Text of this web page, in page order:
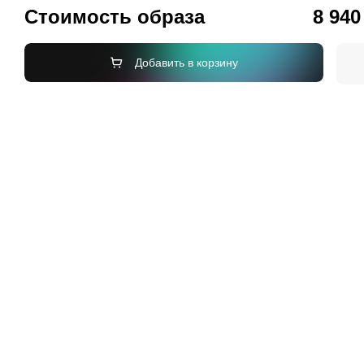
Стоимость образа 8
Добавить в корзину